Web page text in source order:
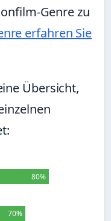
Genre zu
erfahren Sie
Übersicht,
80%
70%